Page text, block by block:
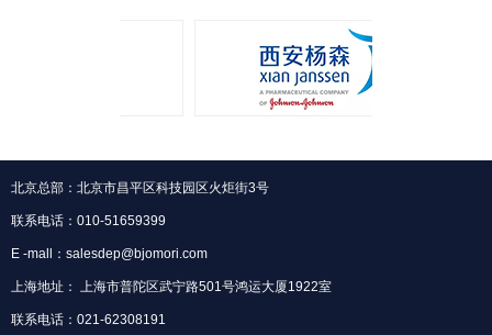
北京总部：北京市昌平区科技园区火炬街3号
联系电话：010-51659399
E -mall：salesdep@bjomori.com
上海地址： 上海市普陀区武宁路501号鸿运大厦1922室
联系电话：021-62308191